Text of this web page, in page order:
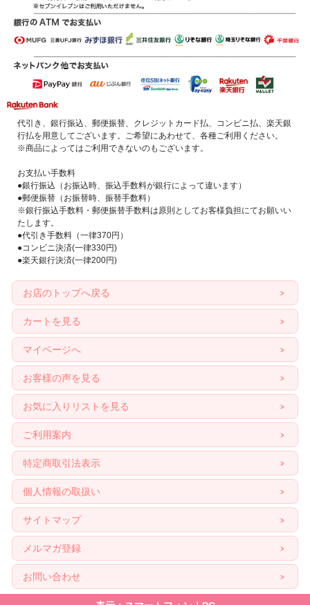
代引き、銀行振込、郵便振替、クレジットカード払、コンビニ払、楽天銀
行払を用意してございます。ご希望にあわせて、各種ご利用ください。
※商品によってはご利用できないのもございます。
お支払い手数料
●銀行振込（お振込時、振込手数料が銀行によって違います）
●郵便振替（お振替時、振替手数料）
※銀行振込手数料・郵便振替手数料は原則としてお客様負担にてお願いい
たします。
●代引き手数料（一律370円）
●コンビニ決済(一律330円)
●楽天銀行決済(一律200円)
お店のトップへ戻る
カートを見る
マイページへ
お客様の声を見る
お気に入りリストを見る
ご利用案内
特定商取引法表示
個人情報の取扱い
サイトマップ
メルマガ登録
お問い合わせ